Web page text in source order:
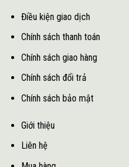
Điều kiện giao dịch
Chính sách thanh toán
Chính sách giao hàng
Chính sách đổi trả
Chính sách bảo mật
Giới thiệu
Liên hệ